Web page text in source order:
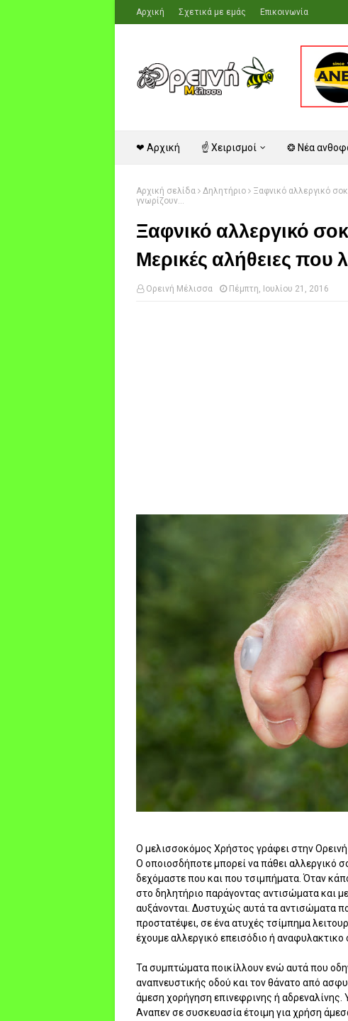
Αρχική Σχετικά με εμάς Επικοινωνία
❤ Αρχική ☝ Χειρισμοί ❂ Νέα
Αρχική σελίδα Δηλητήριο
Ξαφνικό αλλεργικό
γνωρίζουν...
Ξαφνικό αλλεργικό
Μερικές αλήθειες που
Ορεινή Μέλισσα Πέμπτη, Ιουλίου 21, 2016
Ο μελισσοκόμος Χρήστος γράφει στην
Ο οποιοσδήποτε μπορεί να πάθει αλλεργικό
δεχόμαστε που και που τσιμπήματα. Όταν
στο δηλητήριο παράγοντας αντισώματα και
αυξάνονται. Δυστυχώς αυτά τα αντισώματα
προστατέψει, σε ένα ατυχές τσίμπημα
έχουμε αλλεργικό επεισόδιο ή αναφυλακτικο
Τα συμπτώματα ποικίλλουν ενώ αυτά που
αναπνευστικής οδού και τον θάνατο από
άμεση χορήγηση επινεφρινης ή
Αναπεν σε συσκευασία έτοιμη για χρήση